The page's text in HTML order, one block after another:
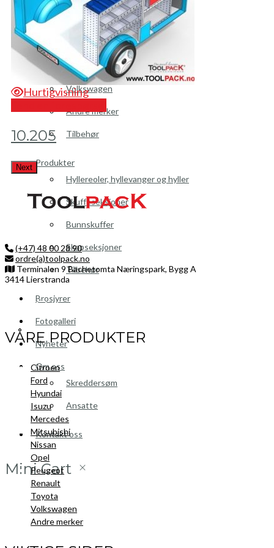
Peugeot
Renault
Toyota
Volkswagen
Andre merker
Tilbehør
Produkter
Hyllereoler, hyllevanger og hyller
Skuffeseksjoner
Bunnskuffer
Skapseksjoner
Tilbehør
Brosjyrer
Fotogalleri
Nyheter
Om oss
Skreddersøm
Ansatte
Kontakt oss
Mini Cart
Hurtigvisning
10.205
Next
(+47) 48 00 28 90
ordre(a)toolpack.no
Terminalen 9 Bachetomta Næringspark, Bygg A
3414 Lierstranda
Facebook
LinkedIn
Instagram
VÅRE PRODUKTER
Citroen
Ford
Hyundai
Isuzu
Mercedes
Mitsubishi
Nissan
Opel
Peugeot
Renault
Toyota
Volkswagen
Andre merker